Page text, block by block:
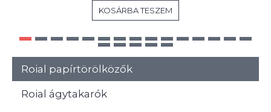
KOSÁRBA TESZEM
Roial papírtörölközők
Roial ágytakarók